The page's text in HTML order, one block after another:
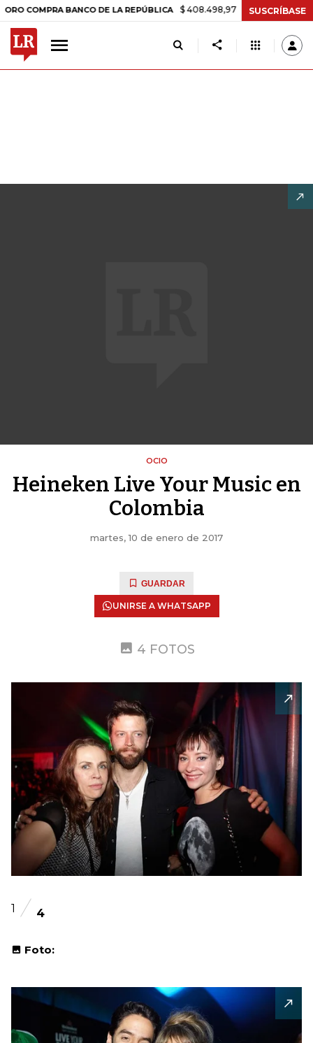
BANCO DE LA REPÚBLICA $ 408.498,97 +$ 8.753,81 +2,19%
SUSCRÍBASE
OCIO
Heineken Live Your Music en
Colombia
martes, 10 de enero de 2017
GUARDAR
UNIRSE A WHATSAPP
4 FOTOS
1 4
Foto: